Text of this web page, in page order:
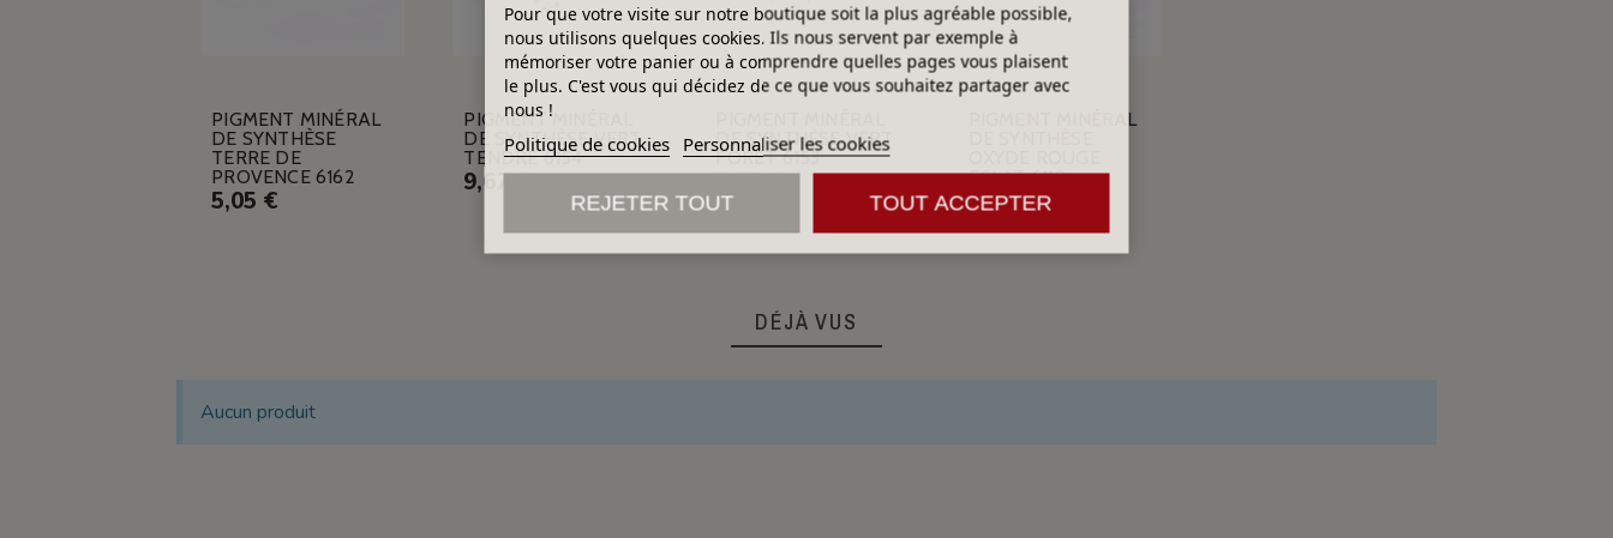
PIGMENT MINÉRAL
DE SYNTHÈSE
TERRE DE
PROVENCE 6162
5,05 €
PIGMENT MINÉRAL
DE SYNTHÈSE VERT
TENDRE 6154
9,67 €
DE SYNTHÈSE VERT
FORÊT 6153
5,05 €
PIGMENT MINÉRAL
ECLAT 6110
4,61 €
DÉJÀ VUS
Aucun produit
Pour que votre visite sur notre boutique soit la plus agréable possible,
nous utilisons quelques cookies. Ils nous servent par exemple à
mémoriser votre panier ou à comprendre quelles pages vous plaisent
le plus. C'est vous qui décidez de ce que vous souhaitez partager avec
nous !
Politique de cookies Personnaliser les cookies
REJETER TOUT TOUT ACCEPTER